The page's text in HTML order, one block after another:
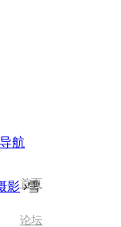
航
首页
论坛
影 ›雪️